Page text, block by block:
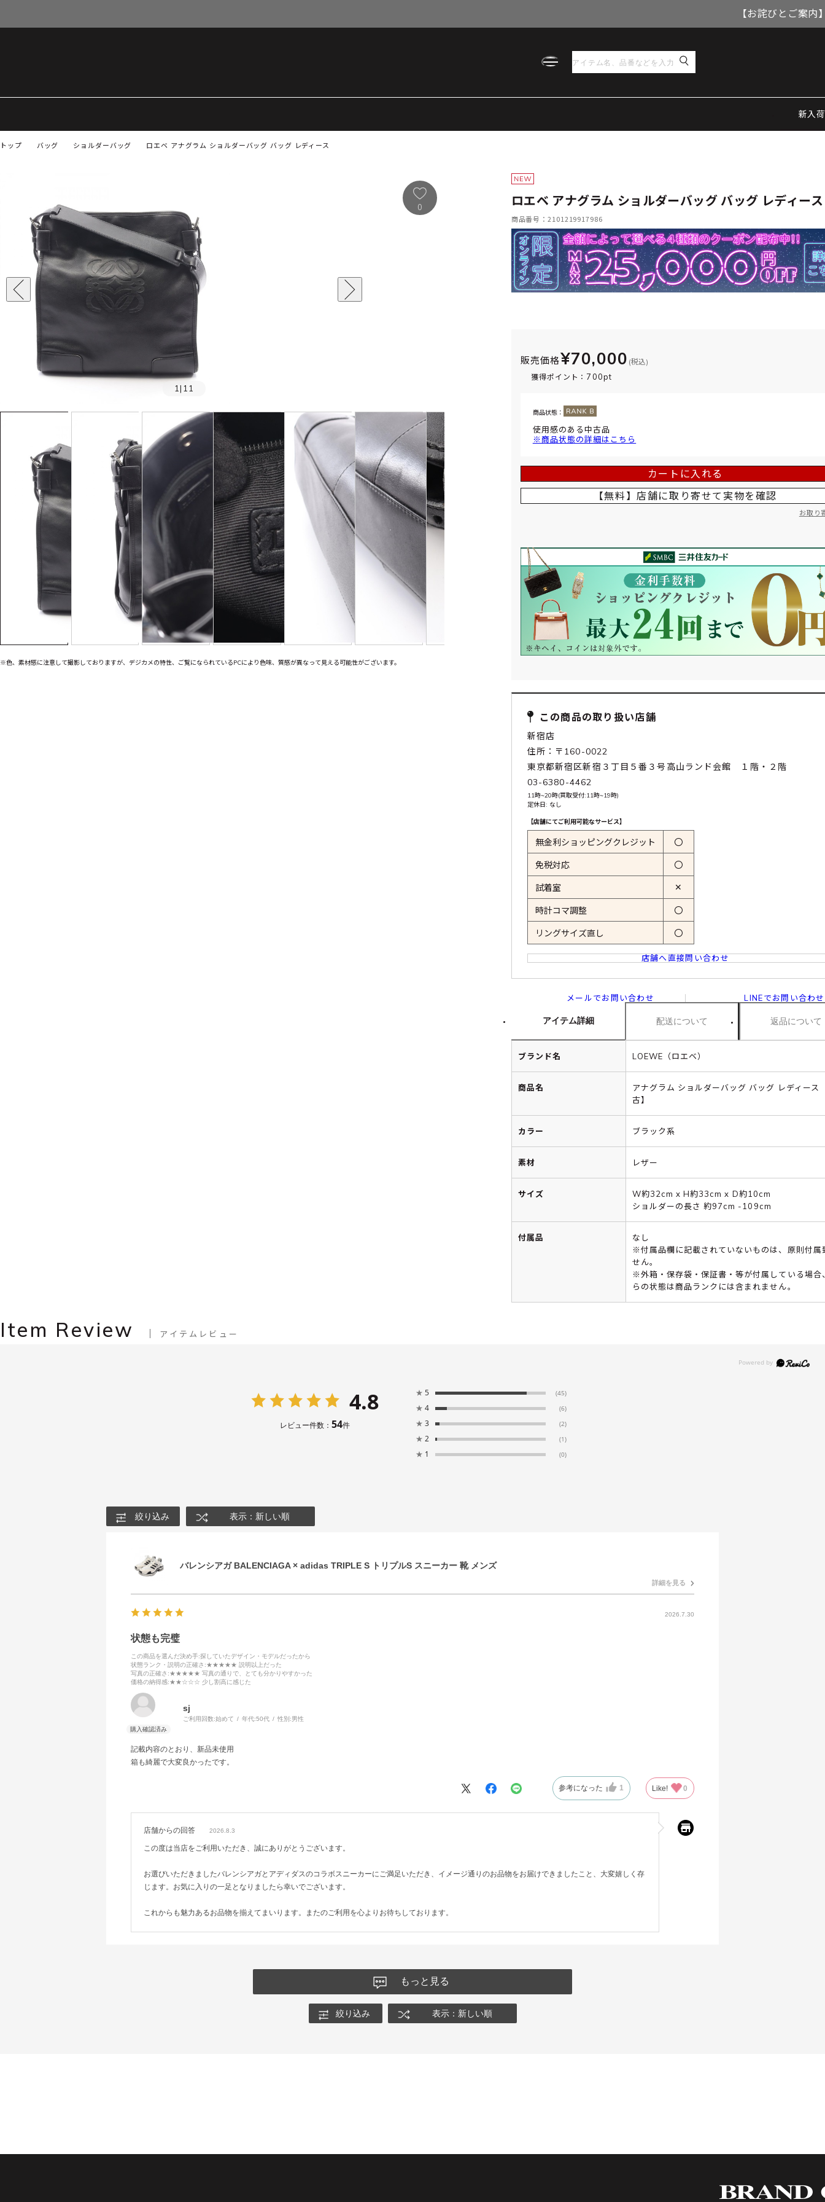
【お詫びとご案
新入荷
トップ ロエベ アナグラム ショルダーバッグ バッグ レディース
バッグ ショルダーバッグ
1| 11
0
※色、素材感に注意して撮影しておりますが、デジカメの特性、ご覧になられているPCにより色味、質感が異なって見える可能性がございます。
ロエベ アナグラム ショルダーバッグ バッグ レディース
商品番号：2101219917986
販売価格¥70,000 (税込)
獲得ポイント： 700pt
商品状態：
使用感のある中古品
※商品状態の詳細はこちら
カートに入れる
【無料】店舗に取り寄せて 実物を確認
お取り
この商品の取り扱い店舗
新宿店
住所：〒160-0022
東京都新宿区新宿３丁目５番３号高山ランド会館 １階・２階
03-6380-4462
11時~20時(買取受付:11時~19時)
定休日: なし
【店舗にてご利用可能なサービス】
無金利ショッピングクレジット 〇
免税対応 〇
試着室 ✕
時計コマ調整 〇
リングサイズ直し 〇
店舗へ直接問い合わせ
メールでお問い合わせ LINEでお問い合わせ
アイテム詳細 配送について 返品について
ブランド名 LOEWE（ロエベ）
商品名
アナグラム ショルダーバッグ バッグ レディース
古】
カラー ブラック系
素材 レザー
サイズ
W約32cm x H約33cm x D約10cm
ショルダーの長さ 約97cm -109cm
付属品
なし
※付属品欄に記載されていないものは、原則付属
せん。
※外箱・保存袋・保証書・等が付属している場合
らの状態は商品ランクには含まれません。
Item Review アイテムレビュー
4.8
レビュー件数： 54件
★ 5 (45)
★ 4 (6)
★ 3 (2)
★ 2 (1)
★ 1 (0)
絞り込み 表示：新しい順
バレンシアガ BALENCIAGA × adidas TRIPLE S トリプルS スニーカー 靴 メンズ
詳細を見る
2026.7.30
状態も完璧
この商品を選んだ決め手:探していたデザイン・モデルだったから
状態ランク・説明の正確さ :★★★★★ 説明以上だった
写真の正確さ :★★★★★ 写真の通りで、とても分かりやすかった
価格の納得感:★★☆☆☆ 少し割高に感じた
sj
ご利用回数:始めて 年代:50代 性別:男性
記載内容のとおり、新品未使用
箱も綺麗で大変良かったです。
参考になった 1 Like! 0
店舗からの回答 2026.8.3
この度は当店をご利用いただき、誠にありがとうございます。
お選びいただきましたバレンシアガとアディダスのコラボスニーカーにご満足いただき、イメージ通りのお品物をお届けできましたこと、大変嬉しく存
じます。お気に入りの一足となりましたら幸いでございます。
これからも魅力あるお品物を揃えてまいります。またのご利用を心よりお待ちしております。
もっと見る
絞り込み 表示：新しい順